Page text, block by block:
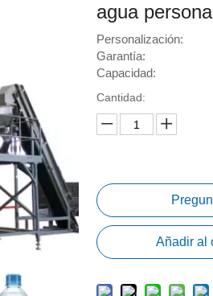
agua
Personalización:
Garantía:
Capacidad:
Cantidad:
Añadir al